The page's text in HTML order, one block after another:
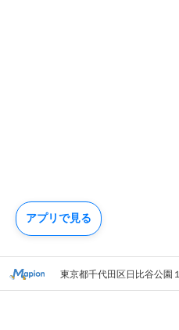
東京都千代田区日比谷公園１
アプリで見る